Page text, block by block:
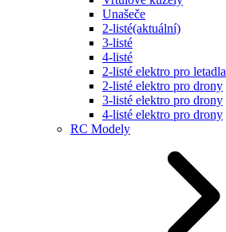
Unašeče
2-listé(aktuální)
3-listé
4-listé
2-listé elektro pro letadla
2-listé elektro pro drony
3-listé elektro pro drony
4-listé elektro pro drony
RC Modely